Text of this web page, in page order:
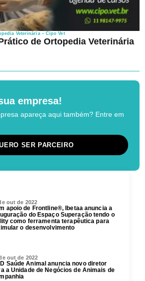
Veterinária – Cipo Vet
de Ortopedia Veterinária
empresa!
apareça aqui também? Entre em
SER PARCEIRO
out de 2022
apoio de Frontline®, Ibetaa anuncia a
do Espaço Superação tendo o
como ferramenta terapêutica para
o desenvolvimento
out de 2022
Saúde Animal anuncia novo diretor
a Unidade de Negócios de Animais de